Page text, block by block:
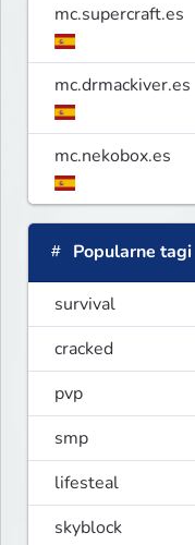
mc.supercraft.es
mc.drmackiver.es
mc.nekobox.es
Popularne tagi
survival
cracked
pvp
smp
lifesteal
skyblock